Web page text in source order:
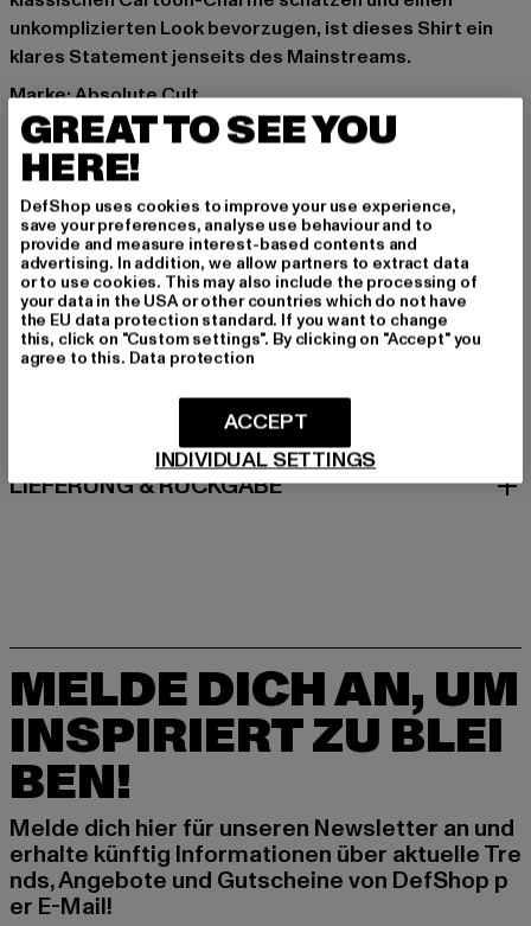
unkomplizierten Look bevorzugen, ist dieses Shirt ein
klares Statement jenseits des Mainstreams.
Marke: Absolute Cult
Kat.: T-Shirts
Farbe: schwarz
Hersteller Farbe: black
Materialzusammensetzung: 100% Baumwolle
Art.Nr: MP5010860-00007
Hersteller: TB International GmbH |info@tbint.de
Dr.-Robert-Murjahn-Straße 7 | 64372 Ober-Ramstadt |
DE
GRÖSSE & PASSFORM
LIEFERUNG & RÜCKGABE
MELDE DICH AN, UM
INSPIRIERT ZU BLEI
BEN!
Melde dich hier für unseren Newsletter an und
erhalte künftig Informationen über aktuelle Tre
nds, Angebote und Gutscheine von DefShop p
er E-Mail!
GREAT TO SEE YOU
HERE!
DefShop uses cookies to improve your use experience,
save your preferences, analyse use behaviour and to
provide and measure interest-based contents and
advertising. In addition, we allow partners to extract data
or to use cookies. This may also include the processing of
your data in the USA or other countries which do not have
the EU data protection standard. If you want to change
this, click on "Custom settings". By clicking on "Accept" you
agree to this. Data protection
INDIVIDUAL SETTINGS
ACCEPT